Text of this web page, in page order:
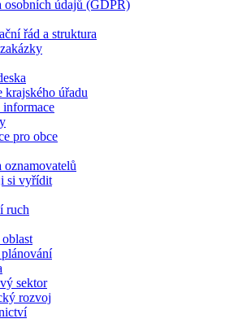
osobních údajů (GDPR)
řád a struktura
krajského úřadu
informace
pro obce
oznamovatelů
si vyřídit
ruch
sektor
rozvoj